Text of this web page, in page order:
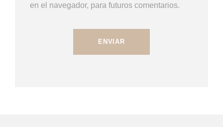
en el navegador, para futuros comentarios.